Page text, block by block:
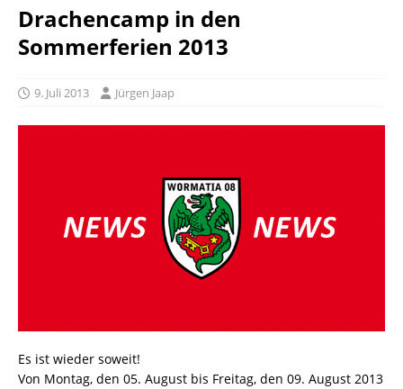
Drachencamp in den
Sommerferien 2013
9. Juli 2013 Jürgen Jaap
Es ist wieder soweit!
Von Montag, den 05. August bis Freitag, den 09. August 2013